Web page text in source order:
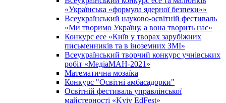
«Українська «формула ядерної безпеки»»
Всеукраїнський науково-освітній фестиваль
«Ми творимо Україну, а вона творить нас»
Конкурс есе «Київ у творах зарубіжних
письменників та в іноземних ЗМІ»
Всеукраїнський творчий конкурс учнівських
робіт «МедіаМАН-2021»
Математична мозаїка
Конкурс "Освітні амбасадорки"
Освітній фестиваль управлінської
майстерності «Kyiv EdFest»